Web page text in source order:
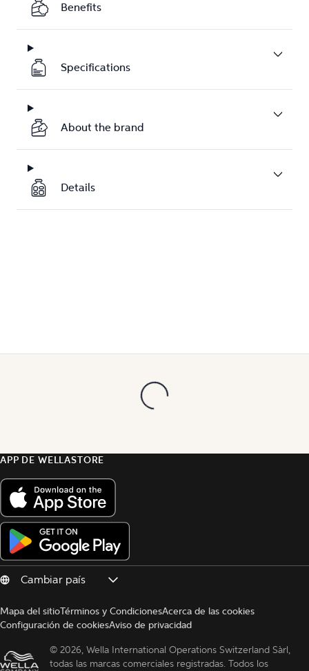
Benefits
Specifications
About the brand
Details
APP DE WELLASTORE
Mapa del sitioTérminos y CondicionesAcerca de las cookies
Configuración de cookiesAviso de privacidad
© 2026, Wella International Operations Switzerland Sàrl,
todas las marcas comerciales registradas. Todos los